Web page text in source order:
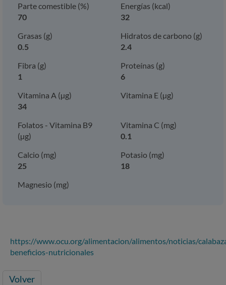
Parte comestible (%)
70
Energías (kcal)
32
Grasas (g)
0.5
Hidratos de carbono (g)
2.4
Fibra (g)
1
Proteínas (g)
6
Vitamina A (µg)
34
Vitamina E (µg)
Folatos - Vitamina B9
(µg)
Vitamina C (mg)
0.1
Calcio (mg)
25
Potasio (mg)
18
Magnesio (mg)
https://www.ocu.org/alimentacion/alimentos/noticias/
beneficios-nutricionales
Volver